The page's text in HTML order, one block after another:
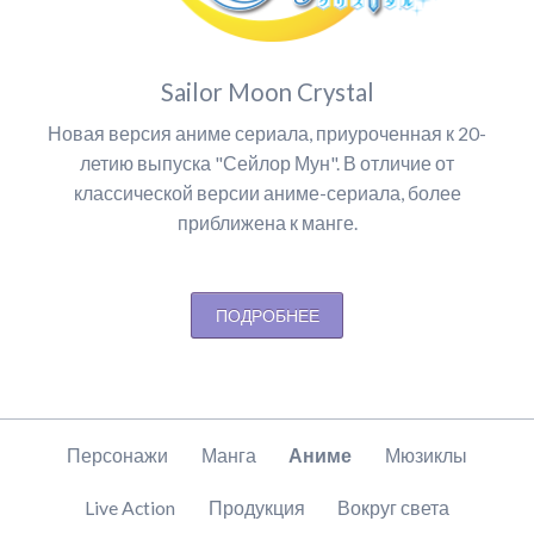
Sailor Moon Crystal
Новая версия аниме сериала, приуроченная к 20-
летию выпуска "Сейлор Мун". В отличие от
классической версии аниме-сериала, более
приближена к манге.
ПОДРОБНЕЕ
Пропустить
Персонажи Манга Аниме Мюзиклы
Live Action Продукция Вокруг света